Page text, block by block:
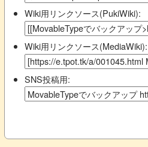
Wiki用リンクソース(PukiWiki):
Wiki用リンクソース(MediaWiki):
SNS投稿用: